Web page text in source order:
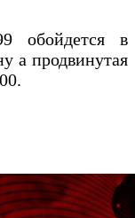
обойдется в
а продвинутая